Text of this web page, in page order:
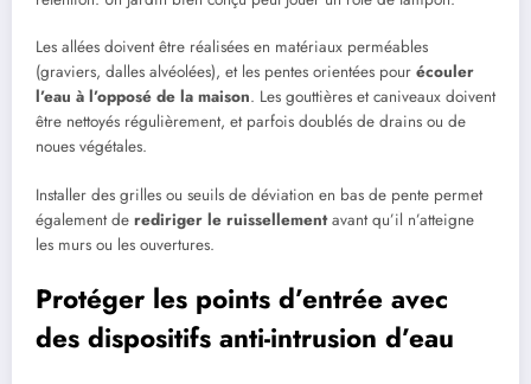
Les allées doivent être réalisées en matériaux perméables
(graviers, dalles alvéolées), et les pentes orientées pour écouler
l’eau à l’opposé de la maison. Les gouttières et caniveaux doivent
être nettoyés régulièrement, et parfois doublés de drains ou de
noues végétales.
Installer des grilles ou seuils de déviation en bas de pente permet
également de rediriger le ruissellementavant qu’il n’atteigne
les murs ou les ouvertures.
Protéger les points d’entrée avec
des dispositifs anti-intrusion d’eau